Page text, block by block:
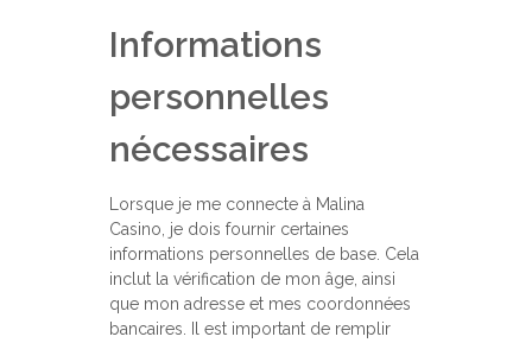
Informations
personnelles
nécessaires
Lorsque je me connecte à Malina
Casino, je dois fournir certaines
informations personnelles de base. Cela
inclut la vérification de mon âge, ainsi
que mon adresse et mes coordonnées
bancaires. Il est important de remplir